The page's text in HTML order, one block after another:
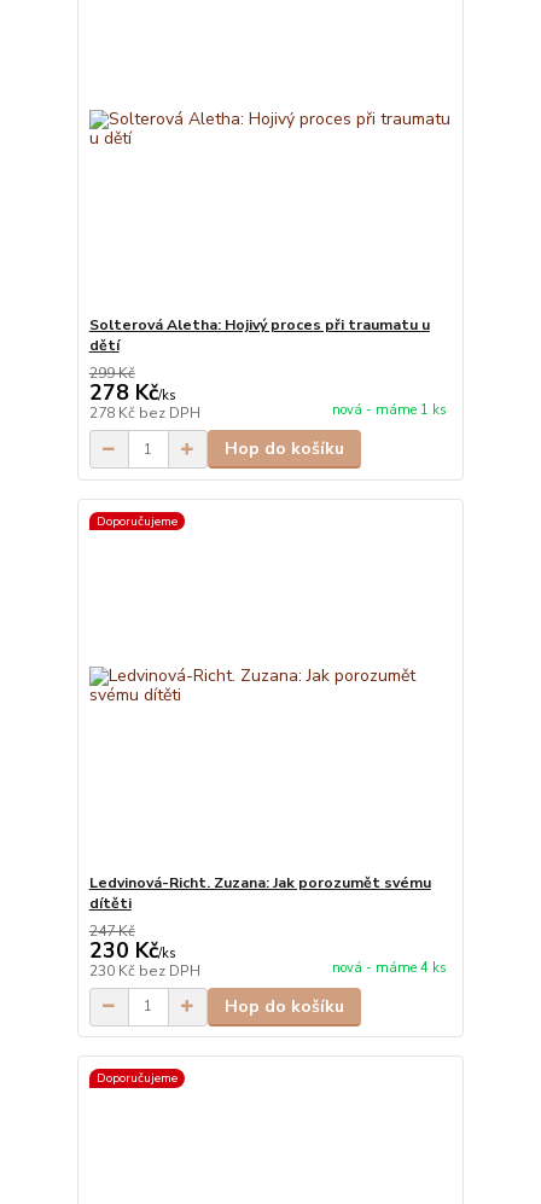
Solterová Aletha: Hojivý proces při traumatu u
dětí
299 Kč
278 Kč/ks
278 Kč bez DPH nová - máme 1 ks
Hop do košíku
Doporučujeme
Ledvinová-Richt. Zuzana: Jak porozumět svému
dítěti
247 Kč
230 Kč/ks
230 Kč bez DPH nová - máme 4 ks
Hop do košíku
Doporučujeme